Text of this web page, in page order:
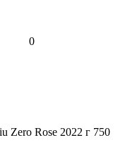
0
Zero Rose 2022 г 750